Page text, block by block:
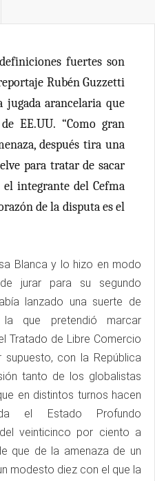
fuertes son
Rubén Guzzetti
arancelaria que
EE.UU. “Como gran
después tira una
para tratar de sacar
el integrante del Cefma
de la disputa es el
Blanca y lo hizo en modo
jurar para su segundo
lanzado una suerte de
la que pretendió marcar
Tratado de Libre Comercio
con la República
tanto de los globalistas
en distintos turnos hacen
el Estado Profundo
veinticinco por ciento a
que de la amenaza de un
modesto diez con el que la